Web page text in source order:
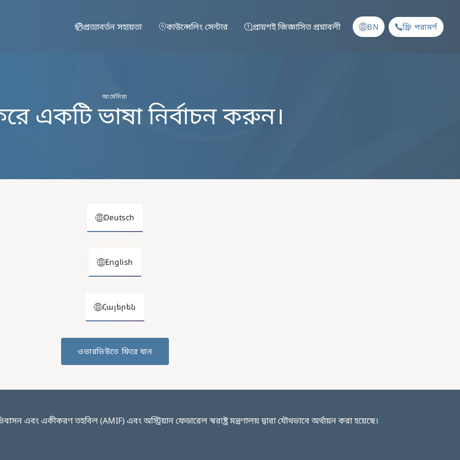
প্রত্যাবর্তন সহায়তা
কাউন্সেলিং সেন্টার প্রায়শই জিজ্ঞাসিত প্রশ্নাবলী BN ফ্রি পরামর্শ
আর্মেনিয়া
একটি ভাষা নির্বাচন করুন।
Deutsch
English
Հայերեն
ওভারভিউতে ফিরে যান
এবং একীকরণ তহবিল (AMIF) এবং অস্ট্রিয়ান ফেডারেল স্বরাষ্ট্র মন্ত্রণালয় দ্বারা যৌথভাবে অর্থায়ন করা হয়েছে।